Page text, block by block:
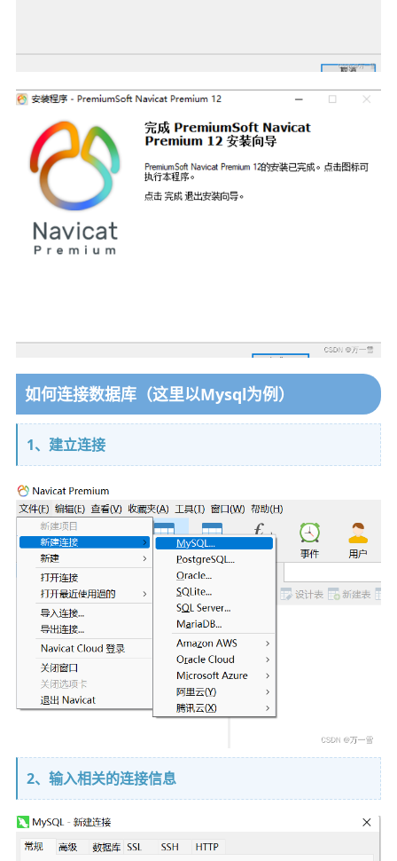
如何连接数据库（这里以Mysql为例）
1、建立连接
2、输入相关的连接信息